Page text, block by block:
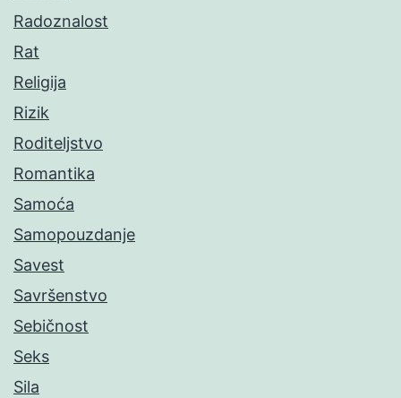
Radoznalost
Rat
Religija
Rizik
Roditeljstvo
Romantika
Samoća
Samopouzdanje
Savest
Savršenstvo
Sebičnost
Seks
Sila